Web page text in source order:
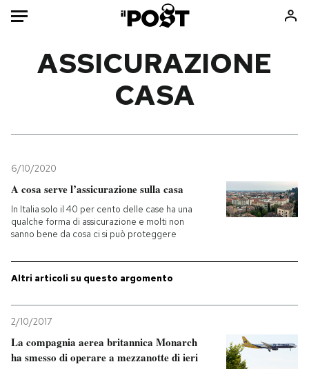
Mondo
Tecnologia
Internet
Scienza
Cultura
Sport
Libri
Ok Boomer!
Media
Europa
PODCAST
ASSICURAZIONE
CASA
6/10/2020
A cosa serve l’assicurazione sulla casa
In Italia solo il 40 per cento delle case ha una
qualche forma di assicurazione e molti non
sanno bene da cosa ci si può proteggere
Altri articoli su questo argomento
2/10/2017
La compagnia aerea britannica Monarch
ha smesso di operare a mezzanotte di ieri